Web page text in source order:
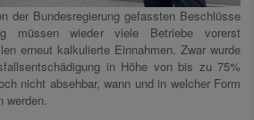
der Bundesregierung gefassten Beschlüsse
müssen wieder viele Betriebe vorerst
erneut kalkulierte Einnahmen. Zwar wurde
in Höhe von bis zu 75%
nicht absehbar, wann und in welcher Form
werden.